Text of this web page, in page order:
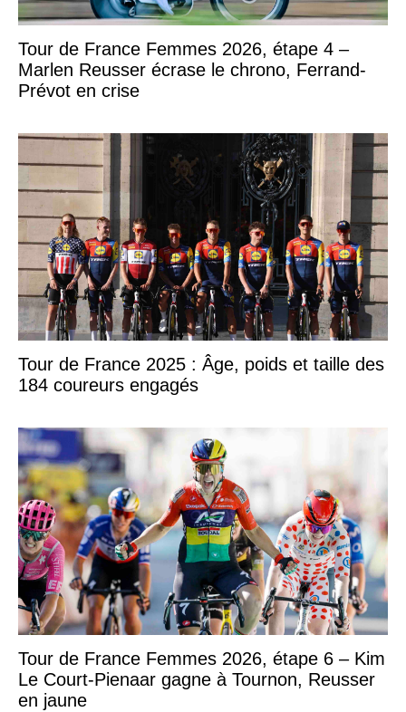
Tour de France Femmes 2026, étape 4 –
Marlen Reusser écrase le chrono, Ferrand-
Prévot en crise
Tour de France 2025 : Âge, poids et taille des
184 coureurs engagés
Tour de France Femmes 2026, étape 6 – Kim
Le Court-Pienaar gagne à Tournon, Reusser
en jaune